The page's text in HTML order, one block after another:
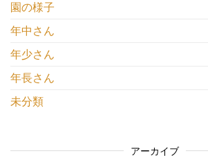
園の様子
年中さん
年少さん
年長さん
未分類
アーカイブ